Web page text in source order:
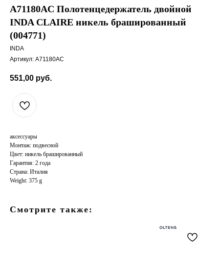
A71180AC Полотенцедержатель двойной
INDA CLAIRE никель брашированный
(004771)
INDA
Артикул: A71180AC
551,00 руб.
аксессуары
Монтаж: подвесной
Цвет: никель брашированный
Гарантия: 2 года
Страна: Италия
Weight: 375 g
Смотрите также: